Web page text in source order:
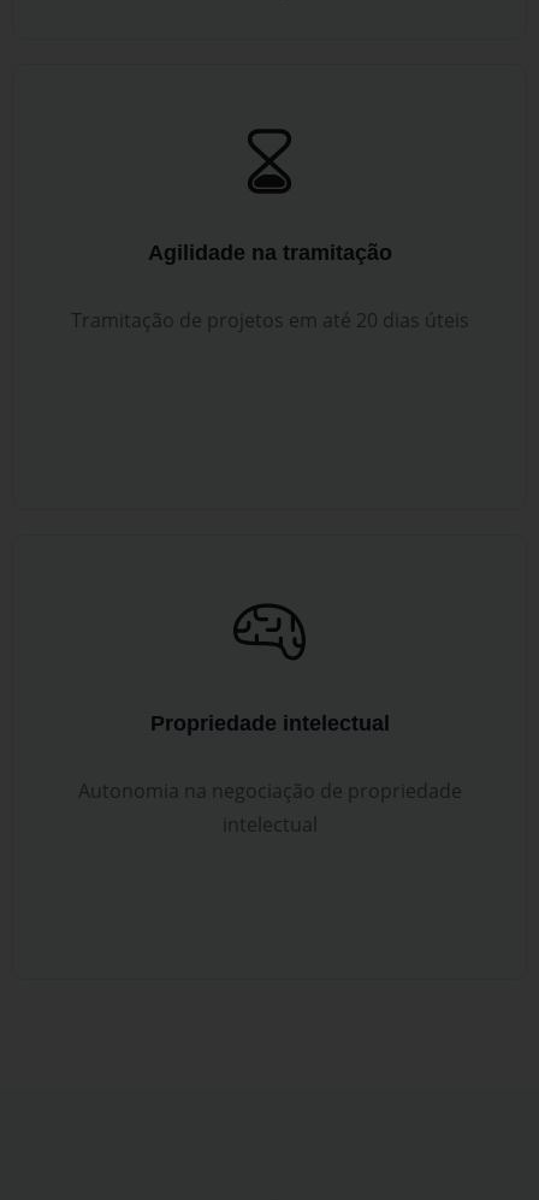
Agilidade na tramitação
Tramitação de projetos em até 20 dias úteis
Propriedade intelectual
Autonomia na negociação de propriedade
intelectual